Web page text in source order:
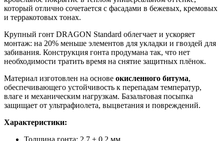
который отлично сочетается с фасадами в бежевых, кремовых
и терракотовых тонах.
Крупный гонт DRAGON Standard облегчает и ускоряет
монтаж: на 20% меньше элементов для укладки и гвоздей для
забивания. Конструкция гонта продумана так, что нет
необходимости тратить время на снятие защитных плёнок.
Материал изготовлен на основе окисленного битума,
обеспечивающего устойчивость к перепадам температур,
влаге и механическим нагрузкам. Базальтовая посыпка
защищает от ультрафиолета, выцветания и повреждений.
Характеристики:
Толщина гонта: 2,7 ± 0,2 мм